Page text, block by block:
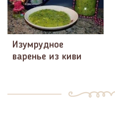
Изумрудное
варенье из киви